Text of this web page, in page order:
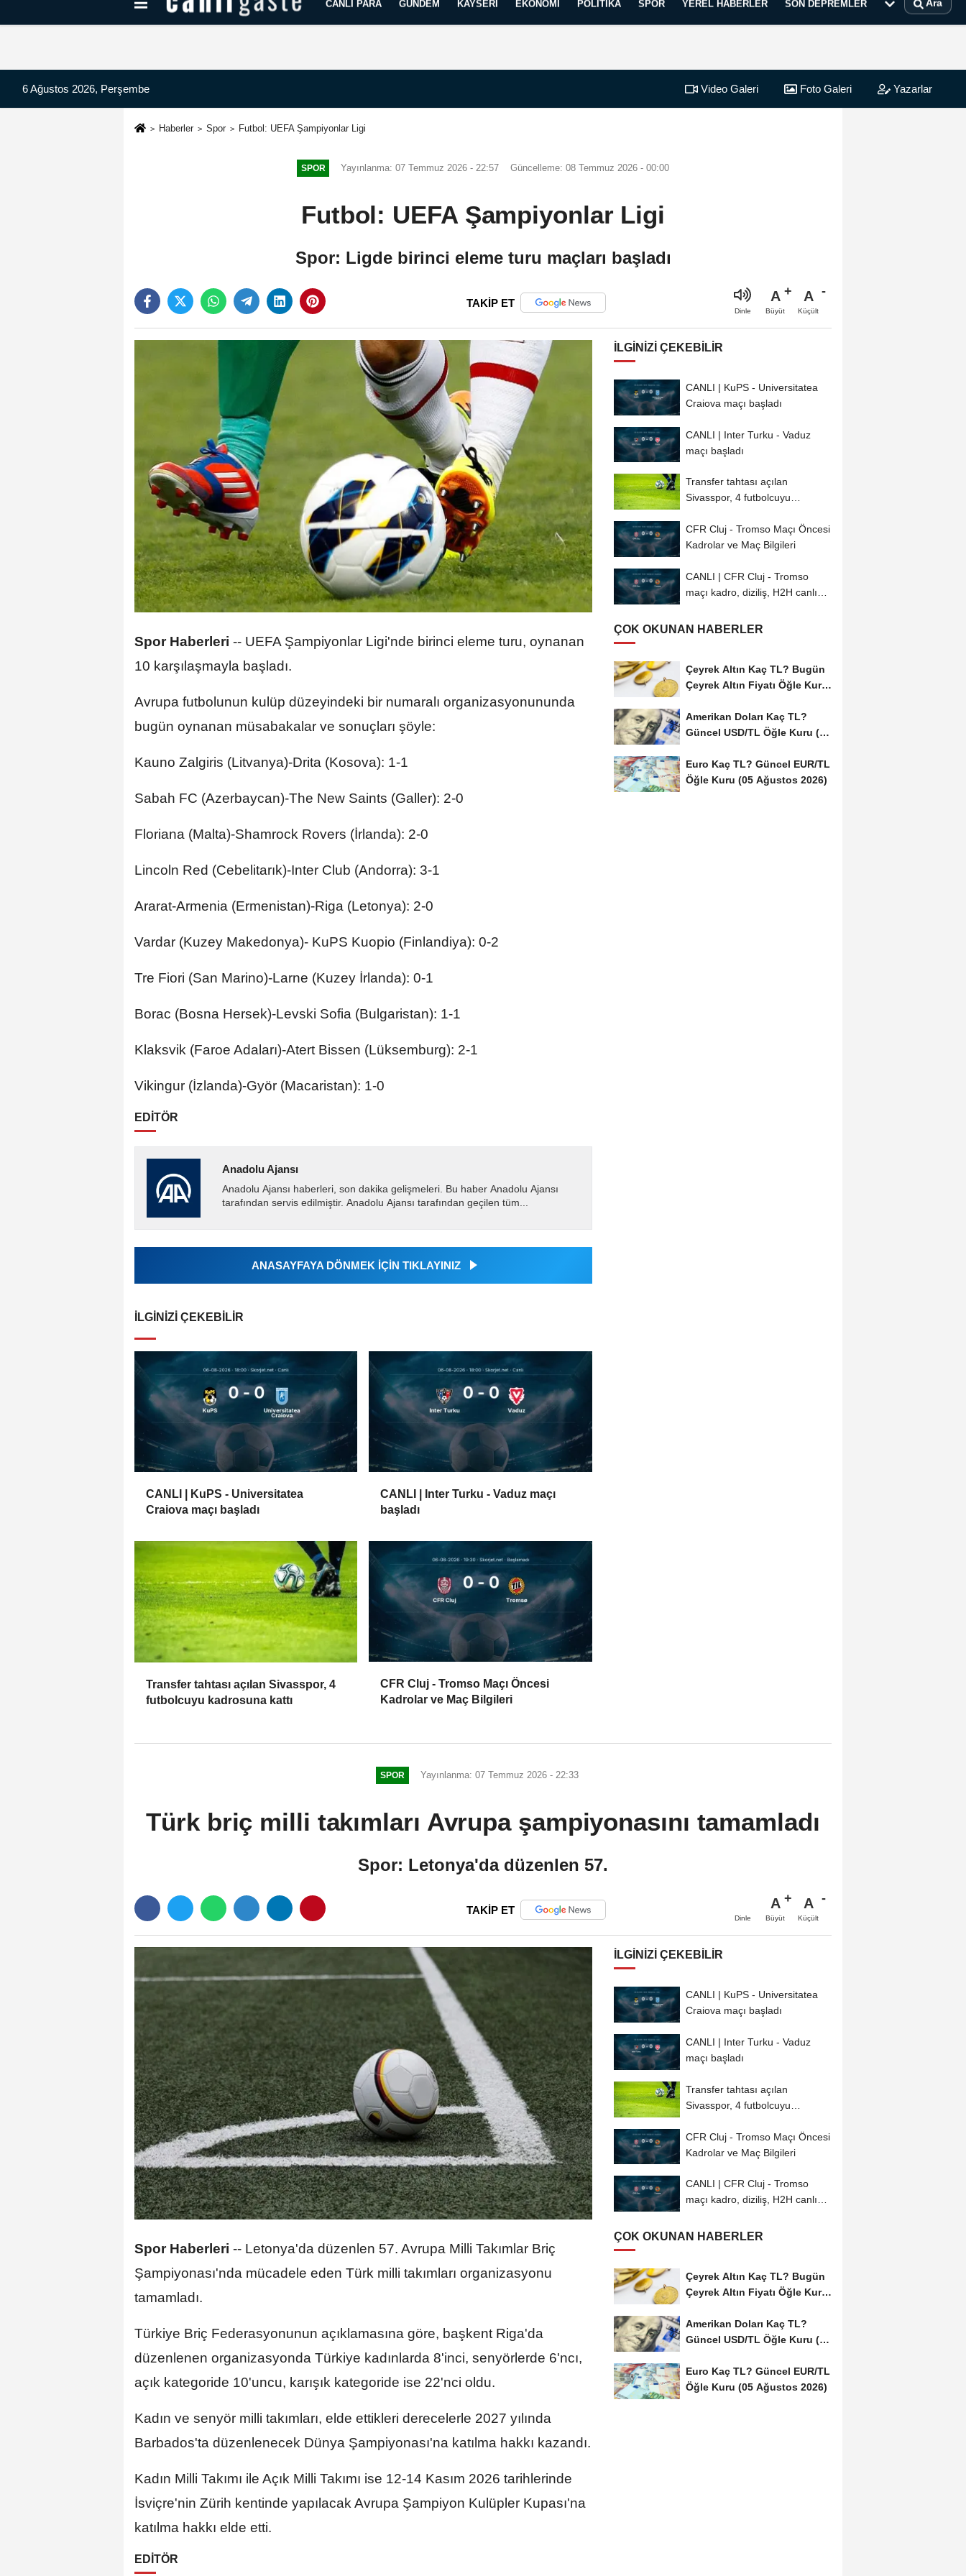
Kayseri Haberleri Can Radyo Dinle
CANLI PARA GÜNDEM KAYSERI EKONOMI POLITIKA SPOR YEREL HABERLER SON DEPREMLER Ara
6 Ağustos 2026, Perşembe Video Galeri Foto Galeri Yazarlar
Haberler Spor Futbol: UEFA Şampiyonlar Ligi
SPOR Yayınlanma: 07 Temmuz 2026 - 22:57 Güncelleme: 08 Temmuz 2026 - 00:00
Futbol: UEFA Şampiyonlar Ligi
Spor: Ligde birinci eleme turu maçları başladı
TAKİP ET
Dinle
A
Büyüt
A
Küçült
Spor Haberleri -- UEFA Şampiyonlar Ligi'nde birinci eleme turu, oynanan
10 karşılaşmayla başladı.
Avrupa futbolunun kulüp düzeyindeki bir numaralı organizasyonununda
bugün oynanan müsabakalar ve sonuçları şöyle:
Kauno Zalgiris (Litvanya)-Drita (Kosova): 1-1
Sabah FC (Azerbaycan)-The New Saints (Galler): 2-0
Floriana (Malta)-Shamrock Rovers (İrlanda): 2-0
Lincoln Red (Cebelitarık)-Inter Club (Andorra): 3-1
Ararat-Armenia (Ermenistan)-Riga (Letonya): 2-0
Vardar (Kuzey Makedonya)- KuPS Kuopio (Finlandiya): 0-2
Tre Fiori (San Marino)-Larne (Kuzey İrlanda): 0-1
Borac (Bosna Hersek)-Levski Sofia (Bulgaristan): 1-1
Klaksvik (Faroe Adaları)-Atert Bissen (Lüksemburg): 2-1
Vikingur (İzlanda)-Györ (Macaristan): 1-0
EDİTÖR
Anadolu Ajansı
Anadolu Ajansı haberleri, son dakika gelişmeleri. Bu haber Anadolu Ajansı
tarafından servis edilmiştir. Anadolu Ajansı tarafından geçilen tüm...
ANASAYFAYA DÖNMEK İÇİN TIKLAYINIZ
İLGINIZI ÇEKEBILIR
CANLI | KuPS - Universitatea
Craiova maçı başladı
CANLI | Inter Turku - Vaduz maçı
başladı
Transfer tahtası açılan Sivasspor, 4
futbolcuyu kadrosuna kattı
CFR Cluj - Tromso Maçı Öncesi
Kadrolar ve Maç Bilgileri
İLGINIZI ÇEKEBILIR
CANLI | KuPS - Universitatea
Craiova maçı başladı
CANLI | Inter Turku - Vaduz
maçı başladı
Transfer tahtası açılan
Sivasspor, 4 futbolcuyu
CFR Cluj - Tromso Maçı Öncesi
Kadrolar ve Maç Bilgileri
CANLI | CFR Cluj - Tromso
maçı kadro, diziliş, H2H canlı
ÇOK OKUNAN HABERLER
Çeyrek Altın Kaç TL? Bugün
Çeyrek Altın Fiyatı Öğle Kuru
Amerikan Doları Kaç TL?
Güncel USD/TL Öğle Kuru (05
Euro Kaç TL? Güncel EUR/TL
Öğle Kuru (05 Ağustos 2026)
SPOR Yayınlanma: 07 Temmuz 2026 - 22:33
Türk briç milli takımları Avrupa şampiyonasını tamamladı
Spor: Letonya'da düzenlen 57.
TAKİP ET
Dinle
A
Büyüt
A
Küçült
Spor Haberleri -- Letonya'da düzenlen 57. Avrupa Milli Takımlar Briç
Şampiyonası'nda mücadele eden Türk milli takımları organizasyonu
tamamladı.
Türkiye Briç Federasyonunun açıklamasına göre, başkent Riga'da
düzenlenen organizasyonda Türkiye kadınlarda 8'inci, senyörlerde 6'ncı,
açık kategoride 10'uncu, karışık kategoride ise 22'nci oldu.
Kadın ve senyör milli takımları, elde ettikleri derecelerle 2027 yılında
Barbados'ta düzenlenecek Dünya Şampiyonası'na katılma hakkı kazandı.
Kadın Milli Takımı ile Açık Milli Takımı ise 12-14 Kasım 2026 tarihlerinde
İsviçre'nin Zürih kentinde yapılacak Avrupa Şampiyon Kulüpler Kupası'na
katılma hakkı elde etti.
EDİTÖR
İLGINIZI ÇEKEBILIR
CANLI | KuPS - Universitatea
Craiova maçı başladı
CANLI | Inter Turku - Vaduz
maçı başladı
Transfer tahtası açılan
Sivasspor, 4 futbolcuyu
CFR Cluj - Tromso Maçı Öncesi
Kadrolar ve Maç Bilgileri
CANLI | CFR Cluj - Tromso
maçı kadro, diziliş, H2H canlı
ÇOK OKUNAN HABERLER
Çeyrek Altın Kaç TL? Bugün
Çeyrek Altın Fiyatı Öğle Kuru
Amerikan Doları Kaç TL?
Güncel USD/TL Öğle Kuru (05
Euro Kaç TL? Güncel EUR/TL
Öğle Kuru (05 Ağustos 2026)